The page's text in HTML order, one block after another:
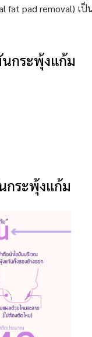
fat pad removal) เ
กระพุ้งแก้ม
กระพุ้งแก้ม